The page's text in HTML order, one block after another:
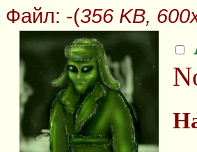
Файл: -(356 KB,